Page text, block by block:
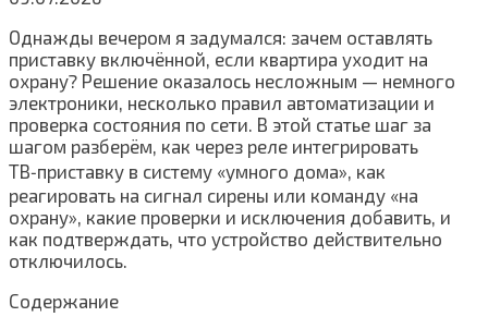
Однажды вечером я задумался: зачем оставлять
приставку включённой, если квартира уходит на
охрану? Решение оказалось несложным — немного
электроники, несколько правил автоматизации и
проверка состояния по сети. В этой статье шаг за
шагом разберём, как через реле интегрировать
ТВ‑приставку в систему «умного дома», как
реагировать на сигнал сирены или команду «на
охрану», какие проверки и исключения добавить, и
как подтверждать, что устройство действительно
отключилось.
Содержание